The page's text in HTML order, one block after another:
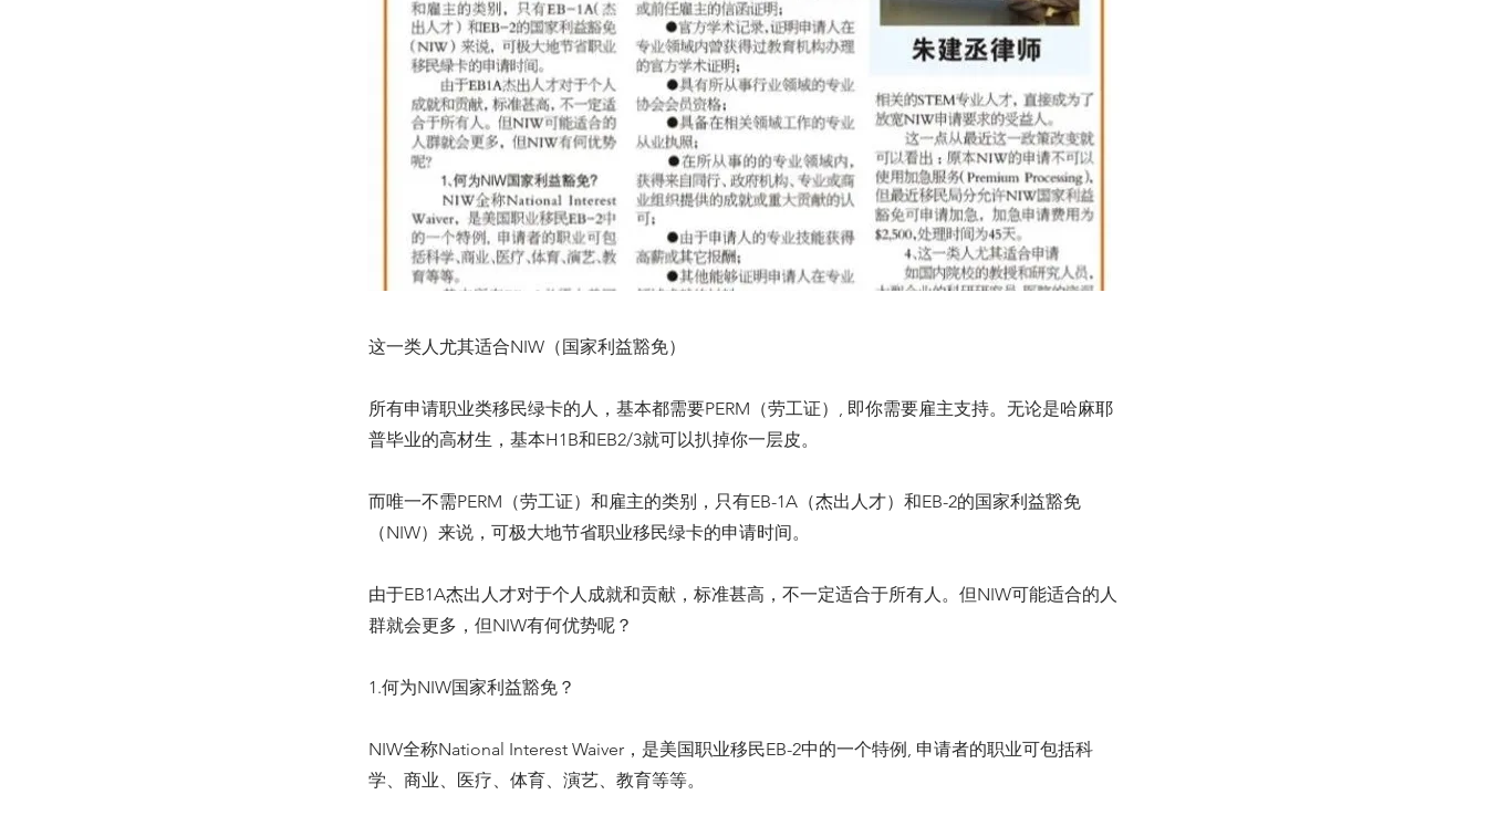
这一类人尤其适合NIW（国家利益豁免）
所有申请职业类移民绿卡的人，基本都需要PERM（劳工证）, 即你需要雇主支持。无论是哈麻耶
普毕业的高材生，基本H1B和EB2/3就可以扒掉你一层皮。
而唯一不需PERM（劳工证）和雇主的类别，只有EB-1A（杰出人才）和EB-2的国家利益豁免
（NIW）来说，可极大地节省职业移民绿卡的申请时间。
由于EB1A杰出人才对于个人成就和贡献，标准甚高，不一定适合于所有人。但NIW可能适合的人
群就会更多，但NIW有何优势呢？
1.何为NIW国家利益豁免？
NIW全称National Interest Waiver，是美国职业移民EB-2中的一个特例, 申请者的职业可包括科
学、商业、医疗、体育、演艺、教育等等。